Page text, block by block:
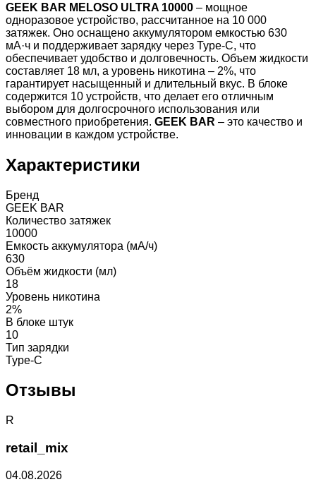
GEEK BAR MELOSO ULTRA 10000 – мощное
одноразовое устройство, рассчитанное на 10 000
затяжек. Оно оснащено аккумулятором емкостью 630
мА·ч и поддерживает зарядку через Type-C, что
обеспечивает удобство и долговечность. Объем жидкости
составляет 18 мл, а уровень никотина – 2%, что
гарантирует насыщенный и длительный вкус. В блоке
содержится 10 устройств, что делает его отличным
выбором для долгосрочного использования или
совместного приобретения. GEEK BAR – это качество и
инновации в каждом устройстве.
Характеристики
Бренд
GEEK BAR
Количество затяжек
10000
Емкость аккумулятора (мА/ч)
630
Объём жидкости (мл)
18
Уровень никотина
2%
В блоке штук
10
Тип зарядки
Type-C
Отзывы
R
retail_mix
04.08.2026